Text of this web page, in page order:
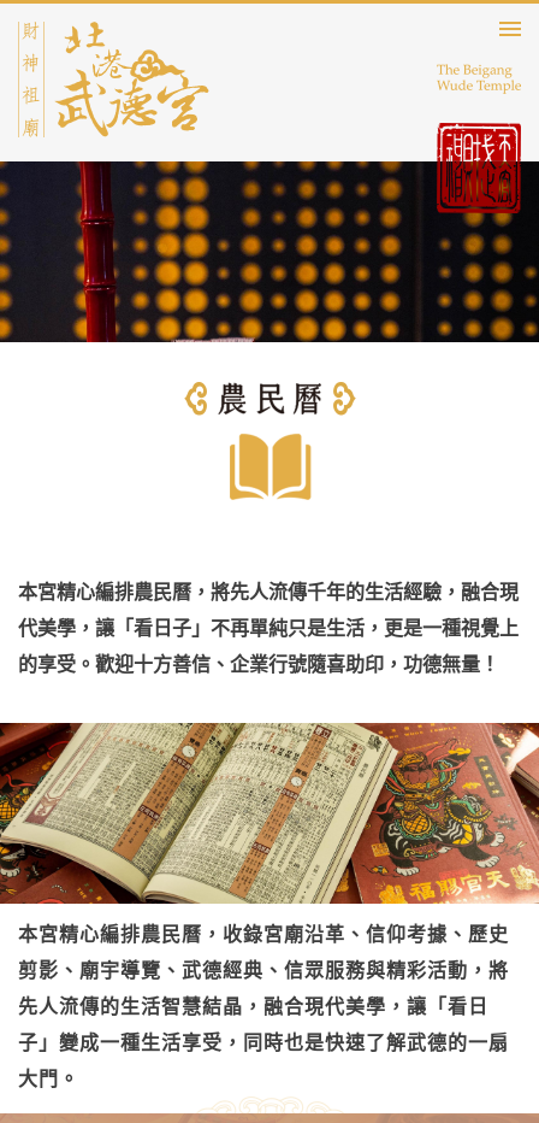
本宮精心編排農民曆，將先人流傳千年的生活經驗，融合現
代美學，讓「看日子」不再單純只是生活，更是一種視覺上
的享受。歡迎十方善信、企業行號隨喜助印，功德無量！
本宮精心編排農民曆，收錄宮廟沿革、信仰考據、歷史
剪影、廟宇導覽、武德經典、信眾服務與精彩活動，將
先人流傳的生活智慧結晶，融合現代美學，讓「看日
子」變成一種生活享受，同時也是快速了解武德的一扇
大門。